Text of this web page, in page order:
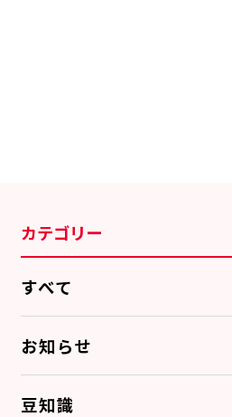
カテゴリー
すべて
お知らせ
豆知識